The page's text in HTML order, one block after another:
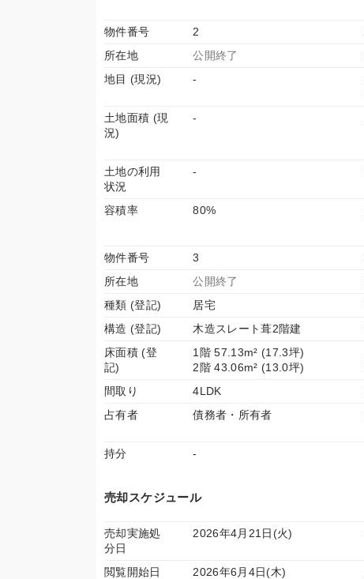
物件番号 2
所在地
公開終了
地目 (現況)
-
土地面積 (現
況)
-
土地の利用
状況
-
容積率 80%
物件番号 3
所在地
公開終了
種類 (登記)
居宅
構造 (登記)
木造スレート葺2階建
床面積 (登
記)
1階 57.13m² (17.3坪)
2階 43.06m² (13.0坪)
間取り 4LDK
占有者
債務者・所有者
持分
-
売却スケジュール
売却実施処
分日
2026年4月21日(火)
閲覧開始日 2026年6月4日(木)